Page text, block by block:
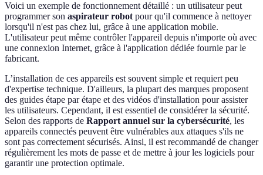
Voici un exemple de fonctionnement détaillé : un utilisateur peut
programmer son aspirateur robot pour qu'il commence à nettoyer
lorsqu'il n'est pas chez lui, grâce à une application mobile.
L'utilisateur peut même contrôler l'appareil depuis n'importe où avec
une connexion Internet, grâce à l'application dédiée fournie par le
fabricant.
L’installation de ces appareils est souvent simple et requiert peu
d'expertise technique. D'ailleurs, la plupart des marques proposent
des guides étape par étape et des vidéos d'installation pour assister
les utilisateurs. Cependant, il est essentiel de considérer la sécurité.
Selon des rapports de Rapport annuel sur la cybersécurité, les
appareils connectés peuvent être vulnérables aux attaques s'ils ne
sont pas correctement sécurisés. Ainsi, il est recommandé de changer
régulièrement les mots de passe et de mettre à jour les logiciels pour
garantir une protection optimale.